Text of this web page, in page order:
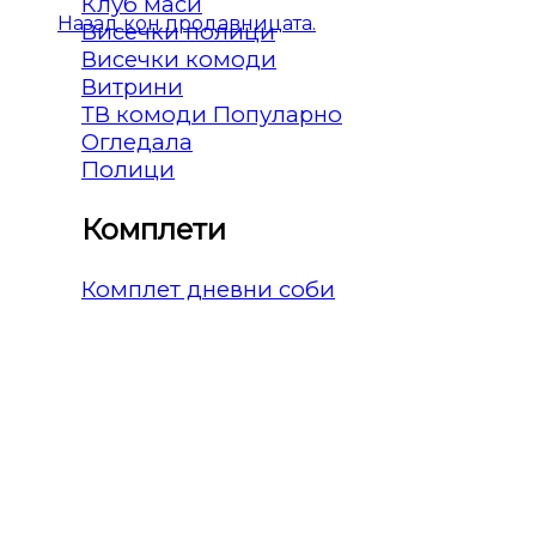
Назад кон продавницата.
Висечки полици
Висечки комоди
Витрини
ТВ комоди
Огледала
Полици
Комплети
Комплет дневни соби